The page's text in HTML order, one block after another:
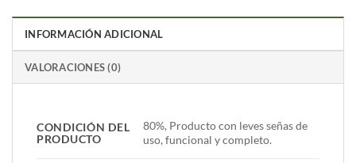
INFORMACIÓN ADICIONAL
VALORACIONES (0)
CONDICIÓN DEL
PRODUCTO
80%, Producto con leves señas de
uso, funcional y completo.